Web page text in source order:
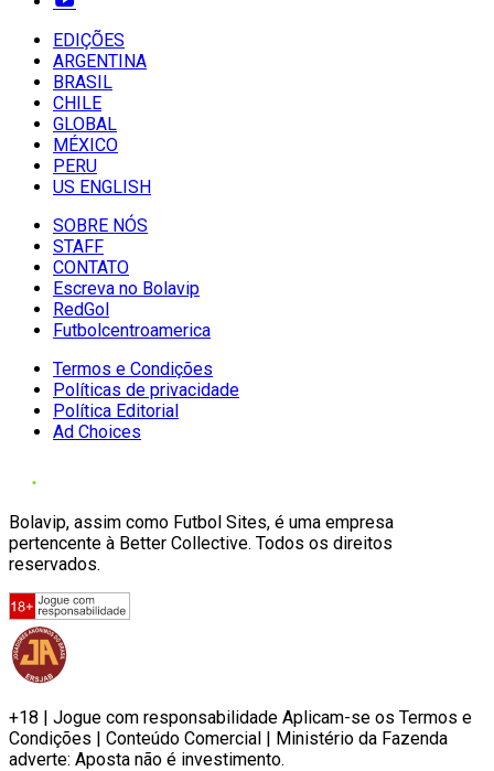
EDIÇÕES
ARGENTINA
BRASIL
CHILE
GLOBAL
MÉXICO
PERU
US ENGLISH
SOBRE NÓS
STAFF
CONTATO
Escreva no Bolavip
RedGol
Futbolcentroamerica
Termos e Condições
Políticas de privacidade
Política Editorial
Ad Choices
Bolavip, assim como Futbol Sites, é uma empresa
pertencente à Better Collective. Todos os direitos
reservados.
+18 | Jogue com responsabilidade Aplicam-se os Termos e
Condições | Conteúdo Comercial | Ministério da Fazenda
adverte: Aposta não é investimento.